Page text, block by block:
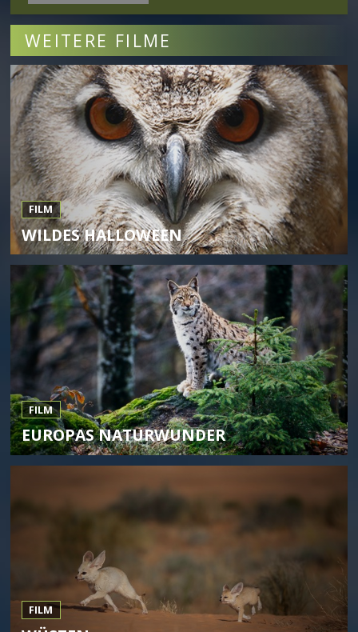
WEITERE FILME
FILM
WILDES HALLOWEEN
FILM
EUROPAS NATURWUNDER
FILM